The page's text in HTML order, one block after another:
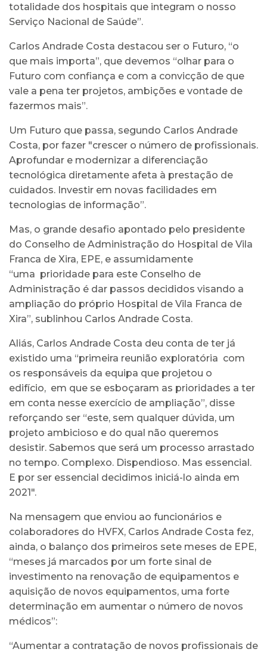
totalidade dos hospitais que integram o nosso
Serviço Nacional de Saúde”.
Carlos Andrade Costa destacou ser o Futuro, “o
que mais importa”, que devemos “olhar para o
Futuro com confiança e com a convicção de que
vale a pena ter projetos, ambições e vontade de
fazermos mais”.
Um Futuro que passa, segundo Carlos Andrade
Costa, por fazer "crescer o número de profissionais.
Aprofundar e modernizar a diferenciação
tecnológica diretamente afeta à prestação de
cuidados. Investir em novas facilidades em
tecnologias de informação”.
Mas, o grande desafio apontado pelo presidente
do Conselho de Administração do Hospital de Vila
Franca de Xira, EPE, e assumidamente
“uma prioridade para este Conselho de
Administração é dar passos decididos visando a
ampliação do próprio Hospital de Vila Franca de
Xira”, sublinhou Carlos Andrade Costa.
Aliás, Carlos Andrade Costa deu conta de ter já
existido uma “primeira reunião exploratória com
os responsáveis da equipa que projetou o
edifício, em que se esboçaram as prioridades a ter
em conta nesse exercício de ampliação”, disse
reforçando ser “este, sem qualquer dúvida, um
projeto ambicioso e do qual não queremos
desistir. Sabemos que será um processo arrastado
no tempo. Complexo. Dispendioso. Mas essencial.
E por ser essencial decidimos iniciá-lo ainda em
2021".
Na mensagem que enviou ao funcionários e
colaboradores do HVFX, Carlos Andrade Costa fez,
ainda, o balanço dos primeiros sete meses de EPE,
“meses já marcados por um forte sinal de
investimento na renovação de equipamentos e
aquisição de novos equipamentos, uma forte
determinação em aumentar o número de novos
médicos”:
“Aumentar a contratação de novos profissionais de